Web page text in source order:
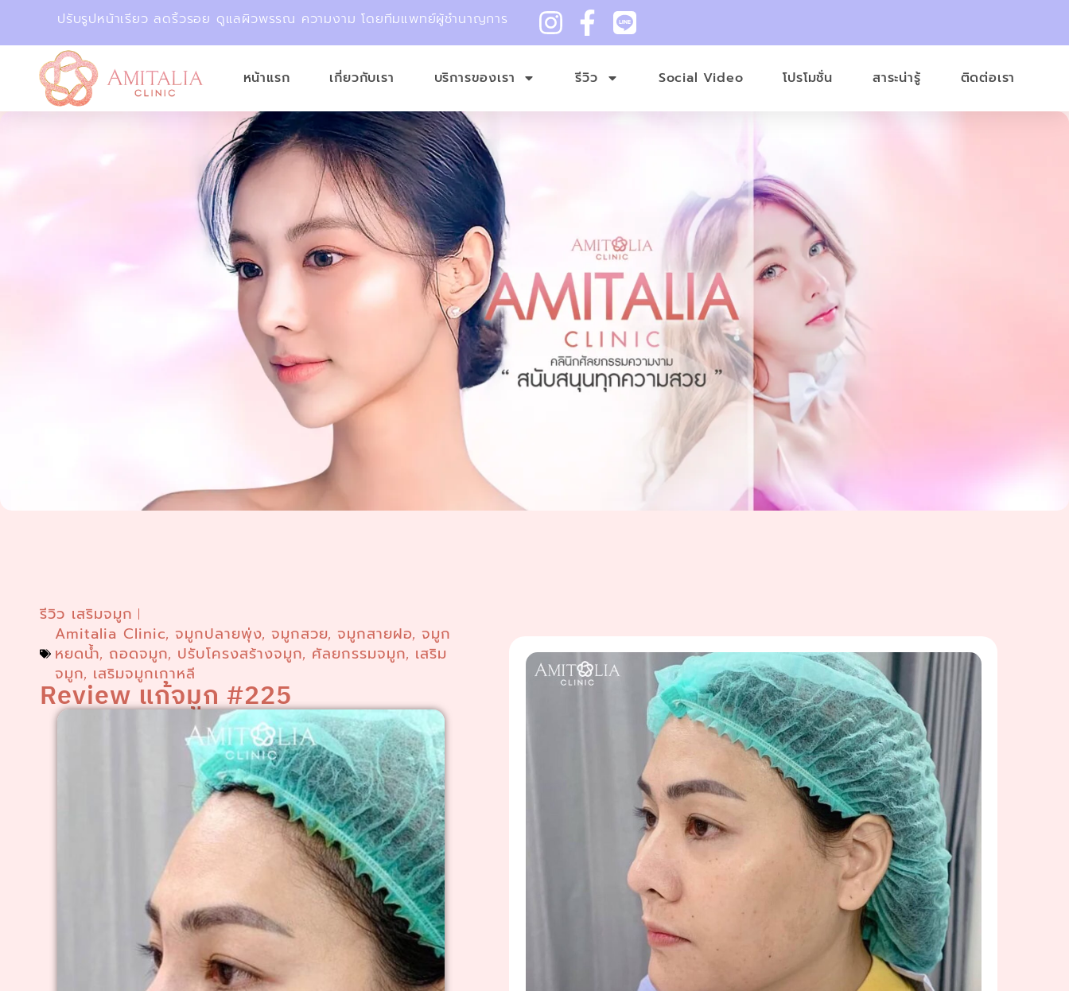
ปรับรูปหน้าเรียว ลดริ้วรอย ดูแลผิวพรรณ ความงาม โดยทีมแพทย์ผู้ชำนาญการ
หน้าแรก เกี่ยวกับเรา บริการของเรา รีวิว Social Video โปรโมชั่น สาระน่ารู้ ติดต่อเรา
รีวิว เสริมจมูก
Amitalia Clinic,จมูกปลายพุ่ง,จมูกสวย,จมูกสายฝอ,จมูก
หยดน้ำ, ถอดจมูก, ปรับโครงสร้างจมูก, ศัลยกรรมจมูก, เสริม
จมูก, เสริมจมูกเกาหลี
Review แก้จมูก #225